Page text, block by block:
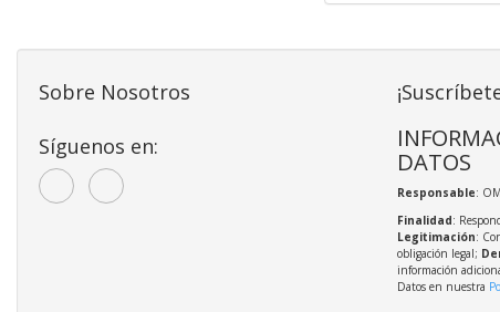
Sobre Nosotros
Síguenos en: DATOS
Responsable:
Finalidad:
Legitimación:
obligación legal;
información
Datos en nuestra